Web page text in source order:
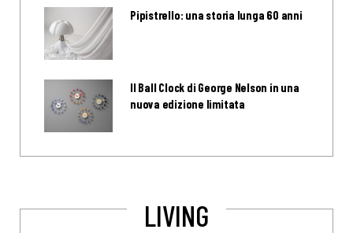
Pipistrello: una storia lunga 60 anni
Il Ball Clock di George Nelson in una
nuova edizione limitata
LIVING